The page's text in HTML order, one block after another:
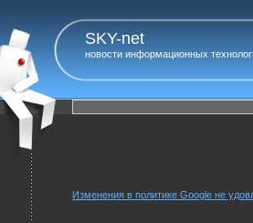
SKY-net
новости информационных
Изменения в политике Google не